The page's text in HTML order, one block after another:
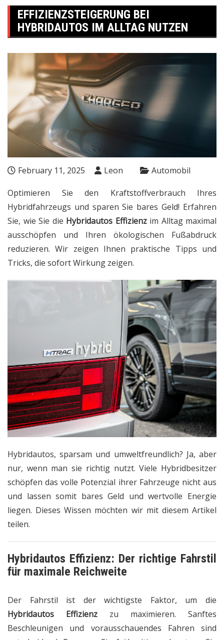
EFFIZIENZSTEIGERUNG BEI
HYBRIDAUTOS IM ALLTAG NUTZEN
February 11, 2025 Leon Automobil
Optimieren Sie den Kraftstoffverbrauch Ihres
Hybridfahrzeugs und sparen Sie bares Geld! Erfahren
Sie, wie Sie die Hybridautos Effizienzim Alltag maximal
ausschöpfen und Ihren ökologischen Fußabdruck
reduzieren. Wir zeigen Ihnen praktische Tipps und
Tricks, die sofort Wirkung zeigen.
Hybridautos, sparsam und umweltfreundlich? Ja, aber
nur, wenn man sie richtig nutzt. Viele Hybridbesitzer
schöpfen das volle Potenzial ihrer Fahrzeuge nicht aus
und lassen somit bares Geld und wertvolle Energie
liegen. Dieses Wissen möchten wir mit diesem Artikel
teilen.
Hybridautos Effizienz: Der richtige Fahrstil
für maximale Reichweite
Der Fahrstil ist der wichtigste Faktor, um die
Hybridautos Effizienz zu maximieren. Sanftes
Beschleunigen und vorausschauendes Fahren sind